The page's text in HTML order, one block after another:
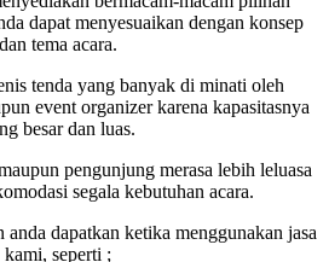
dapat menyesuaikan dengan konsep
dan tema acara.
tenda yang banyak di minati oleh
event organizer karena kapasitasnya
besar dan luas.
pengunjung merasa lebih leluasa
segala kebutuhan acara.
dapatkan ketika menggunakan jasa
kami, seperti ;